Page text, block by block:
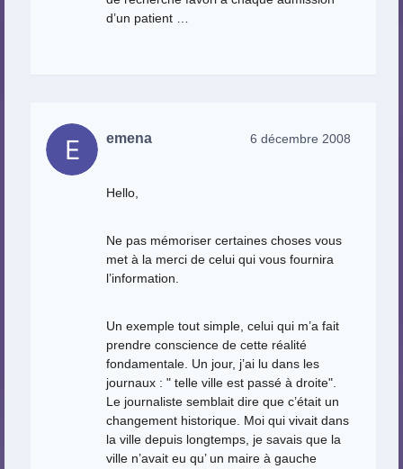
d’un patient …
emena 6 décembre 2008
Hello,
Ne pas mémoriser certaines choses vous
met à la merci de celui qui vous fournira
l’information.
Un exemple tout simple, celui qui m’a fait
prendre conscience de cette réalité
fondamentale. Un jour, j’ai lu dans les
journaux : " telle ville est passé à droite".
Le journaliste semblait dire que c’était un
changement historique. Moi qui vivait dans
la ville depuis longtemps, je savais que la
ville n’avait eu qu’ un maire à gauche